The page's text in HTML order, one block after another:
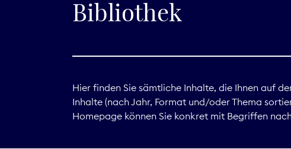
BDZVplus GmbH
Service
Bibliothek
Hier finden Sie sämtliche Inhalte, die Ihnen auf
Inhalte (nach Jahr, Format und/oder Thema
Homepage können Sie konkret mit Begriffen